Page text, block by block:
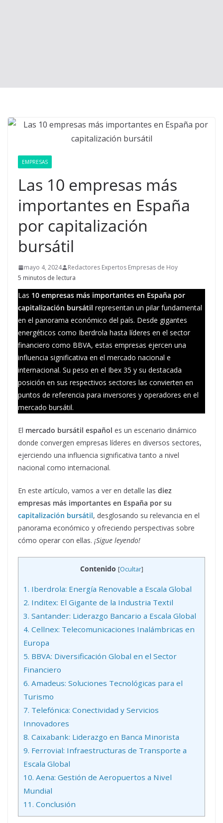
EMPRESAS
Las 10 empresas más
importantes en España
por capitalización
bursátil
mayo 4, 2024
Redactores Expertos Empresas de Hoy
5 minutos de lectura
Las 10 empresas más importantes en España por
capitalización bursátil representan un pilar fundamental
en el panorama económico del país. Desde gigantes
energéticos como Iberdrola hasta líderes en el sector
financiero como BBVA, estas empresas ejercen una
influencia significativa en el mercado nacional e
internacional. Su peso en el Ibex 35 y su destacada
posición en sus respectivos sectores las convierten en
puntos de referencia para inversores y operadores en el
mercado bursátil.
El mercado bursátil español es un escenario dinámico
donde convergen empresas líderes en diversos sectores,
ejerciendo una influencia significativa tanto a nivel
nacional como internacional.
En este artículo, vamos a ver en detalle las diez
empresas más importantes en España por su
capitalización bursátil, desglosando su relevancia en el
panorama económico y ofreciendo perspectivas sobre
cómo operar con ellas. ¡Sigue leyendo!
Contenido [Ocultar]
1. Iberdrola: Energía Renovable a Escala Global
2. Inditex: El Gigante de la Industria Textil
3. Santander: Liderazgo Bancario a Escala Global
4. Cellnex: Telecomunicaciones Inalámbricas en
Europa
5. BBVA: Diversificación Global en el Sector
Financiero
6. Amadeus: Soluciones Tecnológicas para el
Turismo
7. Telefónica: Conectividad y Servicios
Innovadores
8. Caixabank: Liderazgo en Banca Minorista
9. Ferrovial: Infraestructuras de Transporte a
Escala Global
10. Aena: Gestión de Aeropuertos a Nivel
Mundial
11. Conclusión